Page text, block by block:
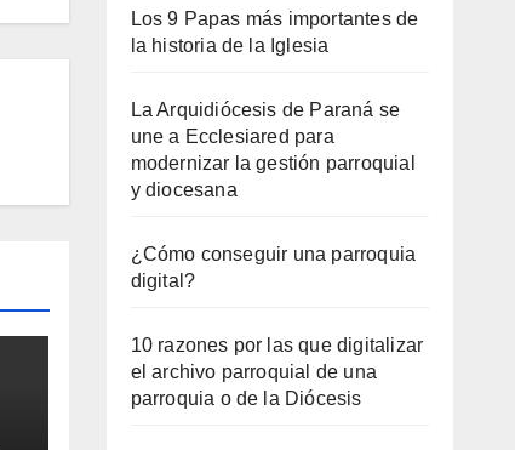
Los 9 Papas más importantes de
la historia de la Iglesia
La Arquidiócesis de Paraná se
une a Ecclesiared para
modernizar la gestión parroquial
y diocesana
¿Cómo conseguir una parroquia
digital?
10 razones por las que digitalizar
el archivo parroquial de una
parroquia o de la Diócesis